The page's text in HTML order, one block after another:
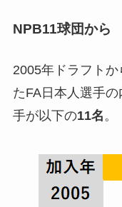
NPB11球団から
2005年ドラフト
たFA日本人選手
手が以下の11名。